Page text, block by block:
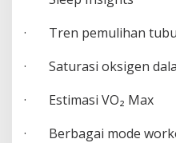
· Tren pemulihan
· Saturasi oksigen
· Estimasi VO₂ Max
· Berbagai mode